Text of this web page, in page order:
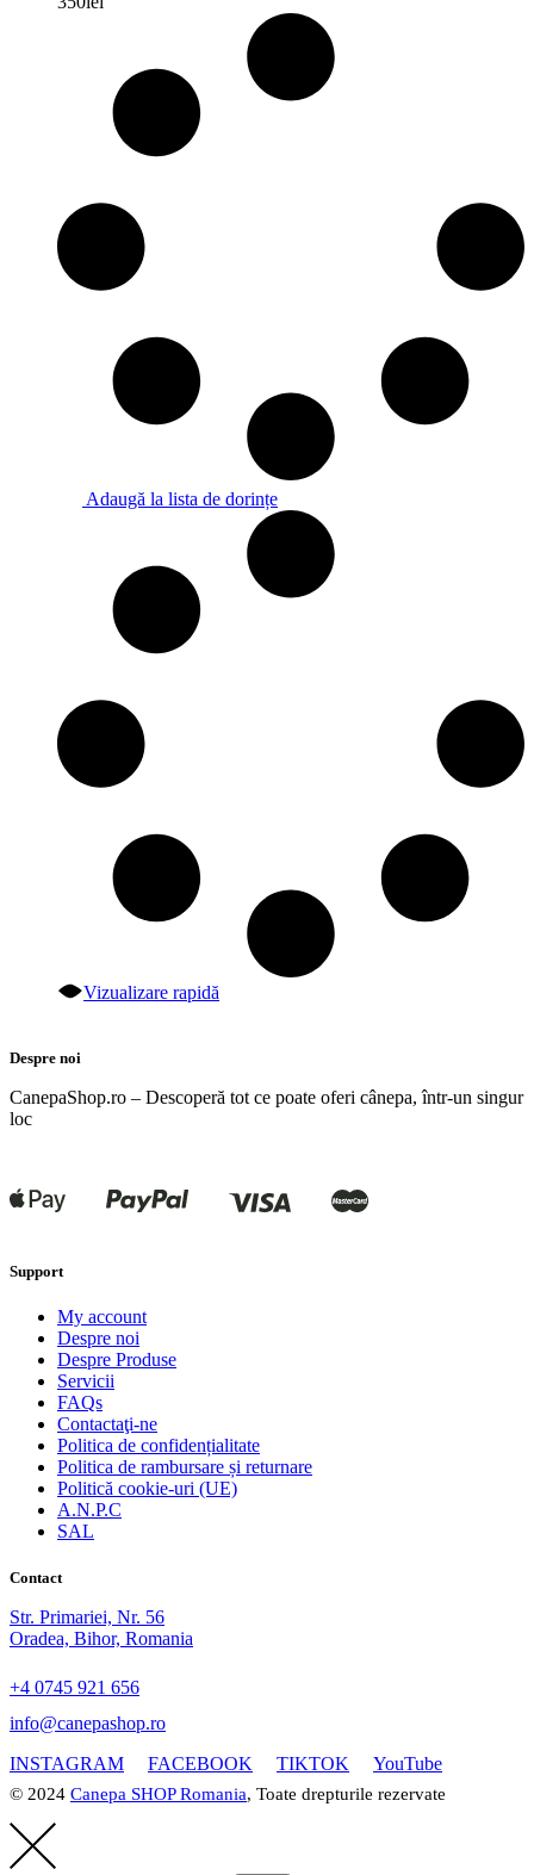
Adaugă la lista de dorințe
Vizualizare rapidă
Despre noi
CanepaShop.ro – Descoperă tot ce poate oferi cânepa, într-un singur
loc
Support
My account
Despre noi
Despre Produse
Servicii
FAQs
Contactaţi-ne
Politica de confidențialitate
Politica de rambursare și returnare
Politică cookie-uri (UE)
A.N.P.C
SAL
Contact
Str. Primariei, Nr. 56
Oradea, Bihor, Romania
+4 0745 921 656
info@canepashop.ro
INSTAGRAM
FACEBOOK TIKTOK YouTube
© 2024 Canepa SHOP Romania, Toate drepturile rezervate